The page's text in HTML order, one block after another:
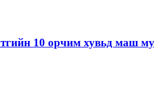
10 орчим хувьд маш